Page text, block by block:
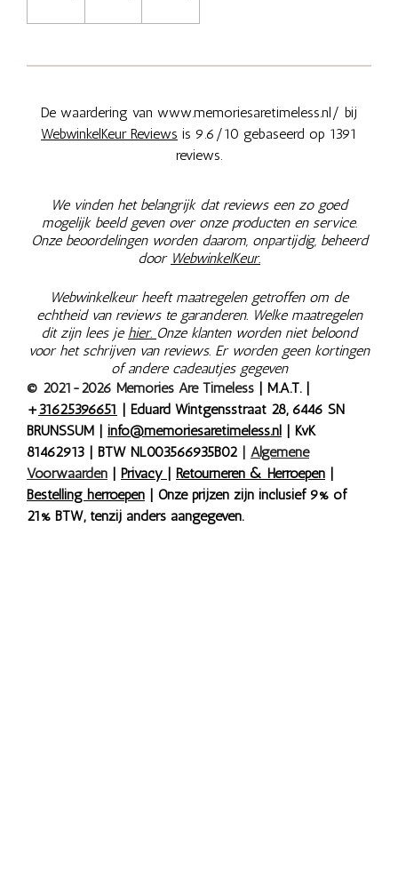
De waardering van www.memoriesaretimeless.nl/ bij
WebwinkelKeur Reviews is 9.6/10 gebaseerd op 1391
reviews.
We vinden het belangrijk dat reviews een zo goed
mogelijk beeld geven over onze producten en service.
Onze beoordelingen worden daarom, onpartijdig, beheerd
door WebwinkelKeur.
Webwinkelkeur heeft maatregelen getroffen om de
echtheid van reviews te garanderen. Welke maatregelen
dit zijn lees je hier. Onze klanten worden niet beloond
voor het schrijven van reviews. Er worden geen kortingen
of andere cadeautjes gegeven
© 2021-2026 Memories Are Timeless | M.A.T. |
+31625396651
| Eduard Wintgensstraat 28, 6446 SN
BRUNSSUM | info@memoriesaretimeless.nl
| KvK
81462913 | BTW NL003566935B02
Algemene
Voorwaarden
Privacy Retourneren & Herroepen
Bestelling herroepen | Onze prijzen zijn inclusief 9% of
21% BTW, tenzij anders aangegeven.